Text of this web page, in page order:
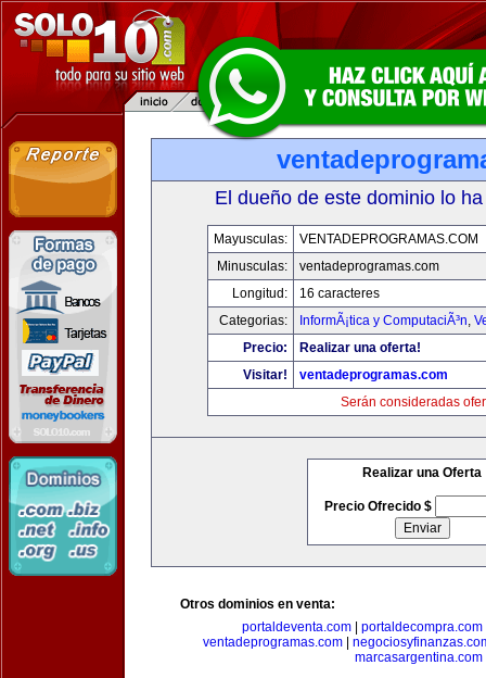
El dueño de este dominio lo
Mayusculas:
VENTADEPROGRAMAS.COM
Minusculas:
ventadeprogramas.com
Longitud:
16 caracteres
Categorias:
InformÃ¡tica y ComputaciÃ³n,
Precio:
Realizar una oferta!
Visitar!
ventadeprogramas.com
Serán consideradas
Realizar una Oferta
Precio Ofrecido $
Otros dominios en venta:
portaldeventa.com
portaldecompra.com
ventadeprogramas.com|
marcasargentina.com